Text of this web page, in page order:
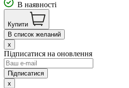
В наявності
Купити
В список желаний
x
Підписатися на оновлення
x